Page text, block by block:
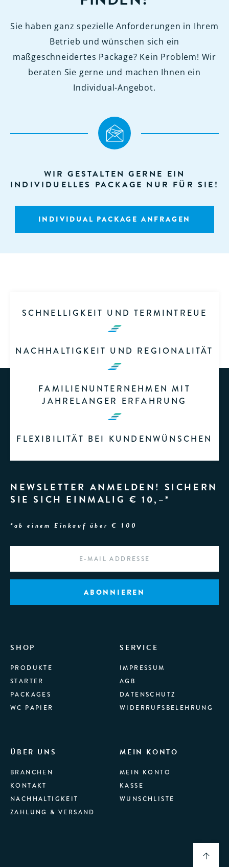
Sie haben ganz spezielle Anforderungen in Ihrem
Betrieb und wünschen sich ein
maßgeschneidertes Package? Kein Problem! Wir
beraten Sie gerne und machen Ihnen ein
Individual-Angebot.
WIR GESTALTEN GERNE EIN
INDIVIDUELLES PACKAGE NUR FÜR SIE!
INDIVIDUAL PACKAGE ANFRAGEN
SCHNELLIGKEIT UND TERMINTREUE
NACHHALTIGKEIT UND REGIONALITÄT
FAMILIENUNTERNEHMEN MIT
JAHRELANGER ERFAHRUNG
FLEXIBILITÄT BEI KUNDENWÜNSCHEN
NEWSLETTER ANMELDEN! SICHERN
SIE SICH EINMALIG € 10,–*
*ab einem Einkauf über € 100
SHOP
PRODUKTE
STARTER
PACKAGES
WC PAPIER
SERVICE
IMPRESSUM
AGB
DATENSCHUTZ
WIDERRUFSBELEHRUNG
ÜBER UNS
BRANCHEN
KONTAKT
NACHHALTIGKEIT
ZAHLUNG & VERSAND
MEIN KONTO
MEIN KONTO
KASSE
WUNSCHLISTE